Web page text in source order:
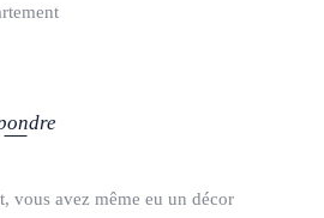
vous avez même eu un décor